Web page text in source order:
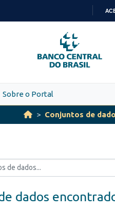
PARA
O
CONTEÚDO
Sobre o Portal
Conjuntos de
dados